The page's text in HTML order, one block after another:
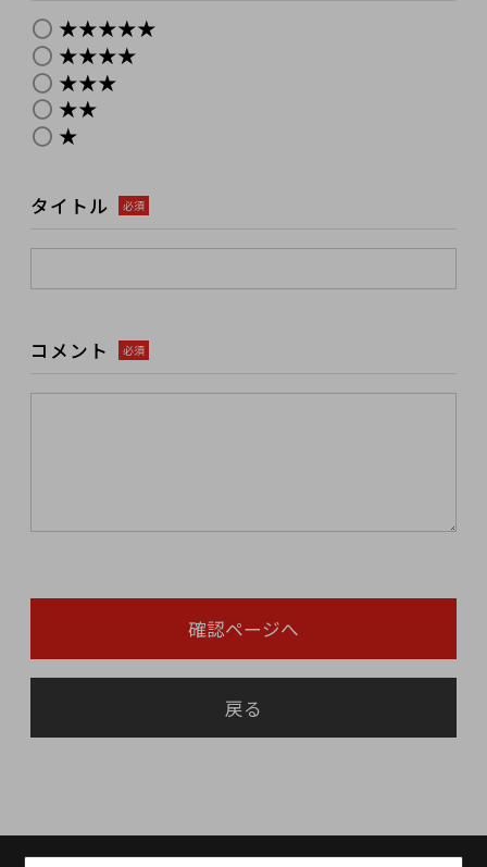
★★★★★
★★★★
★★★
★★
★
タイトル 必須
コメント 必須
確認ページへ
戻る